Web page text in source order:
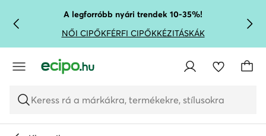
UGRÁS A FŐ TARTALOMRA
UGRÁS A KERESÉSHEZA legforróbb nyári trendek 10-35%!
NŐI CIPŐKFÉRFI CIPŐKKÉZITÁSKÁK
Keress rá a márkákra, termékekre, stílusokra